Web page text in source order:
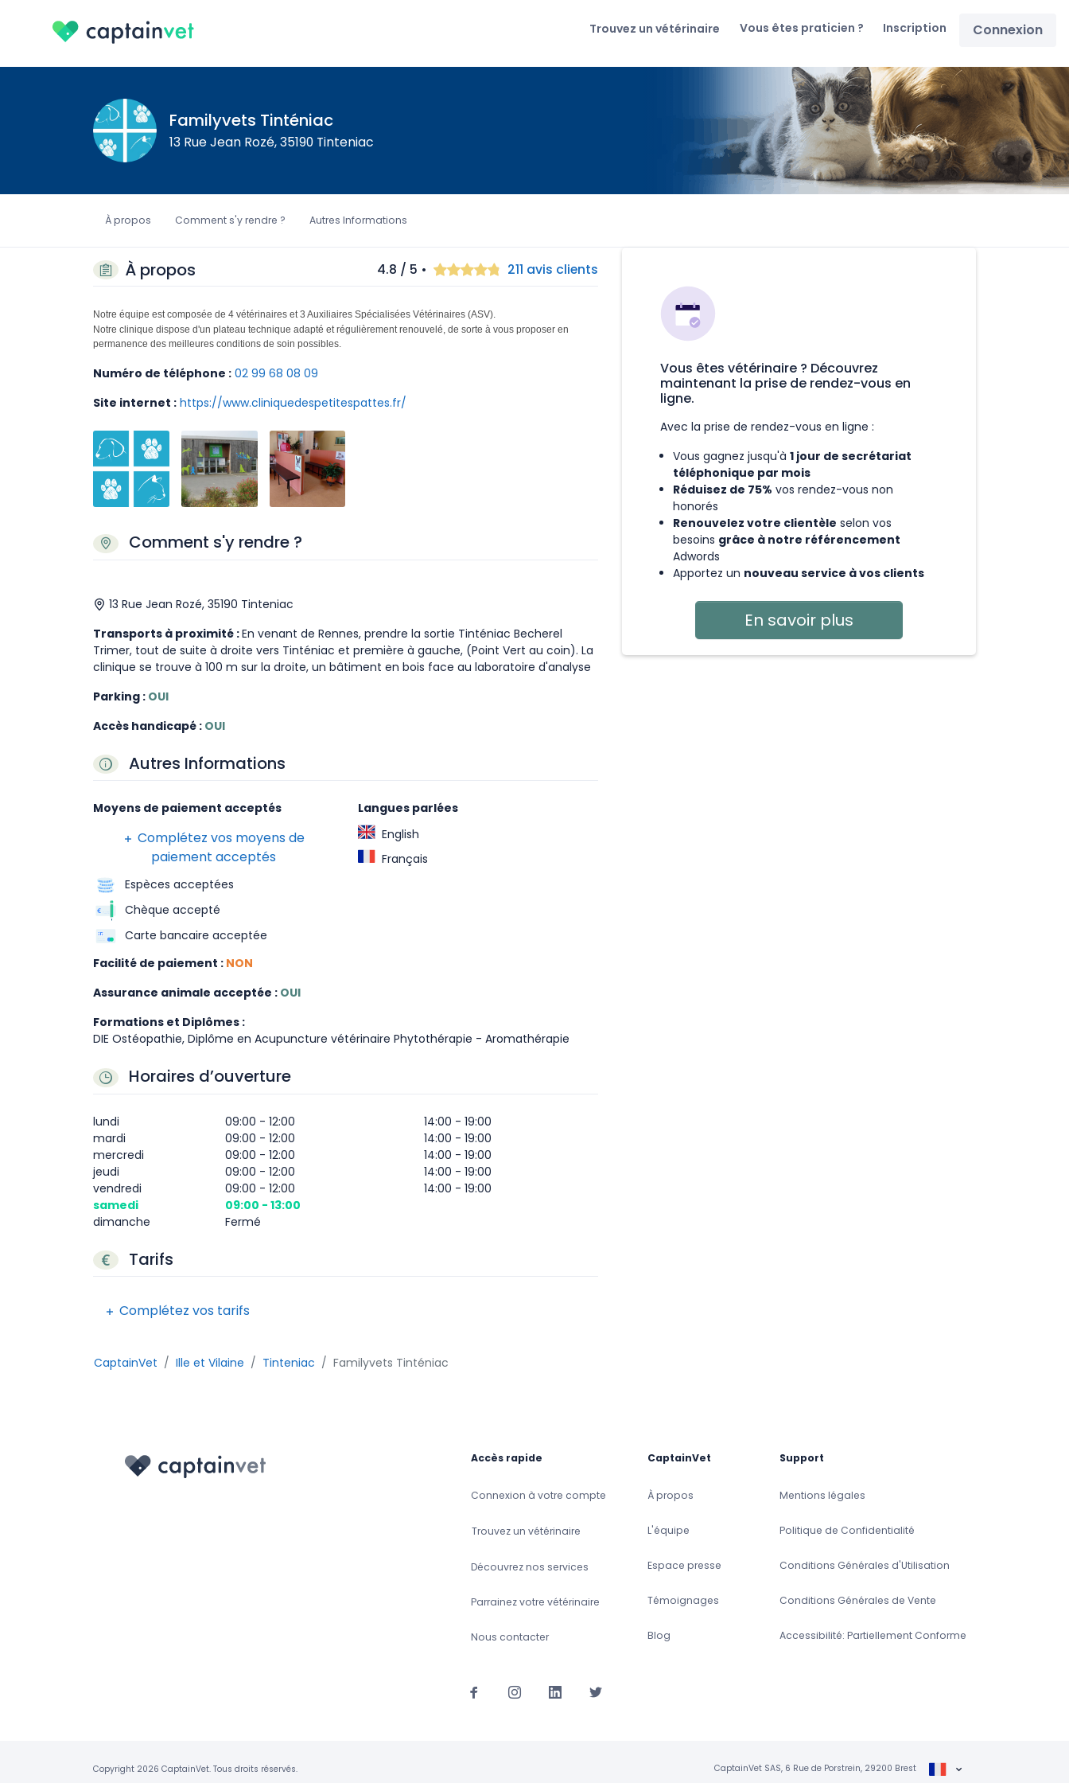
Trouvez un vétérinaire Vous êtes praticien ? Inscription Connexion
Familyvets Tinténiac
13 Rue Jean Rozé, 35190 Tinteniac
À propos Comment s'y rendre ? Autres Informations
À propos 4.8 / 5 • 211 avis clients
Notre équipe est composée de 4 vétérinaires et 3 Auxiliaires Spécialisées Vétérinaires (ASV).
Notre clinique dispose d'un plateau technique adapté et régulièrement renouvelé, de sorte à vous proposer en
permanence des meilleures conditions de soin possibles.
Numéro de téléphone : 02 99 68 08 09
Site internet : https://www.cliniquedespetitespattes.fr/
Comment s'y rendre ?
13 Rue Jean Rozé, 35190 Tinteniac
Transports à proximité :En venant de Rennes, prendre la sortie Tinténiac Becherel
Trimer, tout de suite à droite vers Tinténiac et première à gauche, (Point Vert au coin). La
clinique se trouve à 100 m sur la droite, un bâtiment en bois face au laboratoire d'analyse
Parking : OUI
Accès handicapé : OUI
Autres Informations
Moyens de paiement acceptés
Complétez vos moyens de
paiement acceptés
Espèces acceptées
Chèque accepté
Carte bancaire acceptée
Langues parlées
English
Français
Facilité de paiement : NON
Assurance animale acceptée : OUI
Formations et Diplômes :
DIE Ostéopathie, Diplôme en Acupuncture vétérinaire Phytothérapie - Aromathérapie
Horaires d’ouverture
lundi 09:00 - 12:00
14:00 - 19:00
mardi
09:00 - 12:00
14:00 - 19:00
mercredi
09:00 - 12:00
14:00 - 19:00
jeudi
09:00 - 12:00
14:00 - 19:00
vendredi
09:00 - 12:00
14:00 - 19:00
samedi
09:00 - 13:00
dimanche
Fermé
Tarifs
Complétez vos tarifs
Vous êtes vétérinaire ? Découvrez
maintenant la prise de rendez-vous en
ligne.
Avec la prise de rendez-vous en ligne :
Vous gagnez jusqu'à 1 jour de secrétariat
téléphonique par mois
Réduisez de 75% vos rendez-vous non
honorés
Renouvelez votre clientèle selon vos
besoins grâce à notre référencement
Adwords
Apportez un nouveau service à vos clients
En savoir plus
CaptainVet Ille et Vilaine Tinteniac Familyvets Tinténiac
Accès rapide
Connexion à votre compte
Trouvez un vétérinaire
Découvrez nos services
Parrainez votre vétérinaire
Nous contacter
CaptainVet
À propos
L'équipe
Espace presse
Témoignages
Blog
Support
Mentions légales
Politique de Confidentialité
Conditions Générales d'Utilisation
Conditions Générales de Vente
Accessibilité: Partiellement Conforme
Copyright 2026 CaptainVet. Tous droits réservés. CaptainVet SAS, 6 Rue de Porstrein, 29200 Brest